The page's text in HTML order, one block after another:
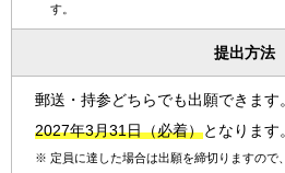
す。
提出方法
郵送・持参どちらでも出願できま
2027年3月31日（必着）となります。
※ 定員に達した場合は出願を締切りますので